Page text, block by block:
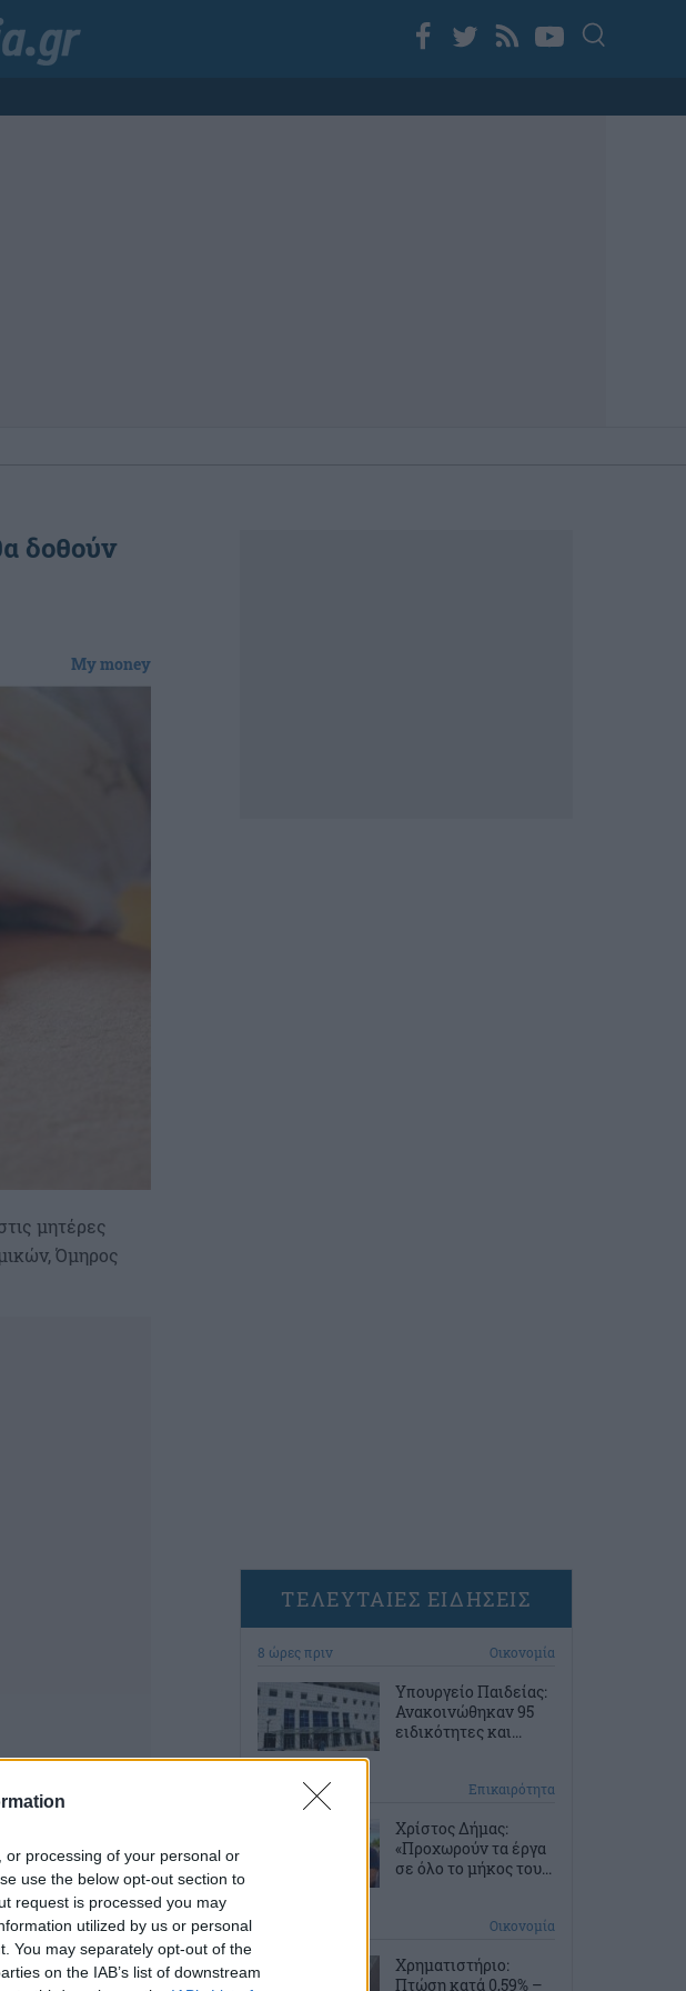
processing of your personal or
use the below opt-out section to
request is processed you may
utilized by us or personal
You may separately opt-out of the
on the IAB’s list of downstream
δοθούν
My money
μητέρες
Όμηρος
ΤΕΛΕΥΤΑΙΕΣ ΕΙΔΗΣΕΙΣ
8 ώρες πριν Οικονομία
Υπουργείο Παιδείας:
Ανακοινώθηκαν 95
ειδικότητες και...
9 ώρες πριν Επικαιρότητα
Χρίστος Δήμας:
«Προχωρούν τα έργα
σε όλο το μήκος του...
Οικονομία
Χρηματιστήριο:
Πτώση κατά 0,59% –